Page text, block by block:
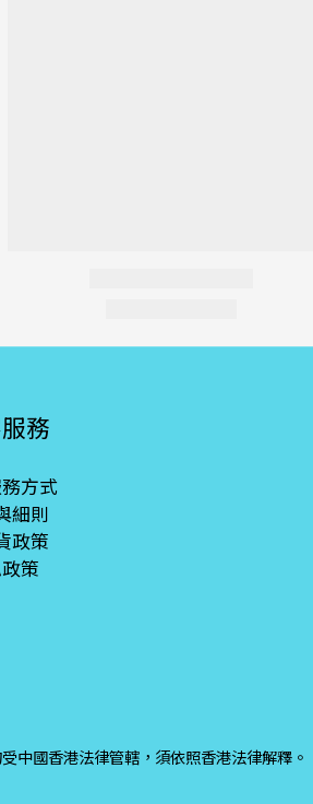
務
方式
細則
政策
策
中國香港法律管轄，須依照香港法律解釋。